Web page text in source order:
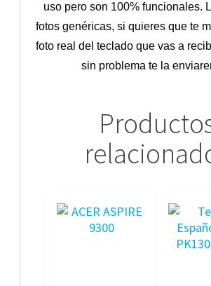
uso pero son 100% funcionales.
fotos genéricas, si quieres que te
foto real del teclado que vas a
sin problema te la